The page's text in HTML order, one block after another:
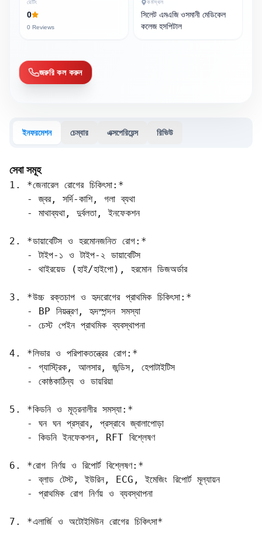
রেটিং
0
0 Reviews
কর্মস্থল
সিলেট এমএজি ওসমানী মেডিকেল
কলেজ হসপিটাল
জরুরি কল করুন
ইনফরমেশন চেম্বার এক্সপেরিয়েন্স রিভিউ
সেবা সমূহ
1. *জেনারেল রোগের চিকিৎসা:*
2. *ডায়াবেটিস ও হরমোনজনিত রোগ:*
3. *উচ্চ রক্তচাপ ও হৃদরোগের প্রাথমিক চিকিৎসা:*
4. *লিভার ও পরিপাকতন্ত্রের রোগ:*
5. *কিডনি ও মূত্রনালীর সমস্যা:*
6. *রোগ নির্ণয় ও রিপোর্ট বিশ্লেষণ:*
7. *এলার্জি ও অটোইমিউন রোগের চিকিৎসা*